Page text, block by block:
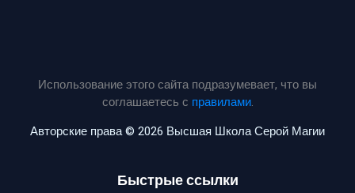
Использование этого сайта подразумевает, что вы
соглашаетесь с правилами.
Авторские права © 2026 Высшая Школа Серой Магии
Быстрые ссылки